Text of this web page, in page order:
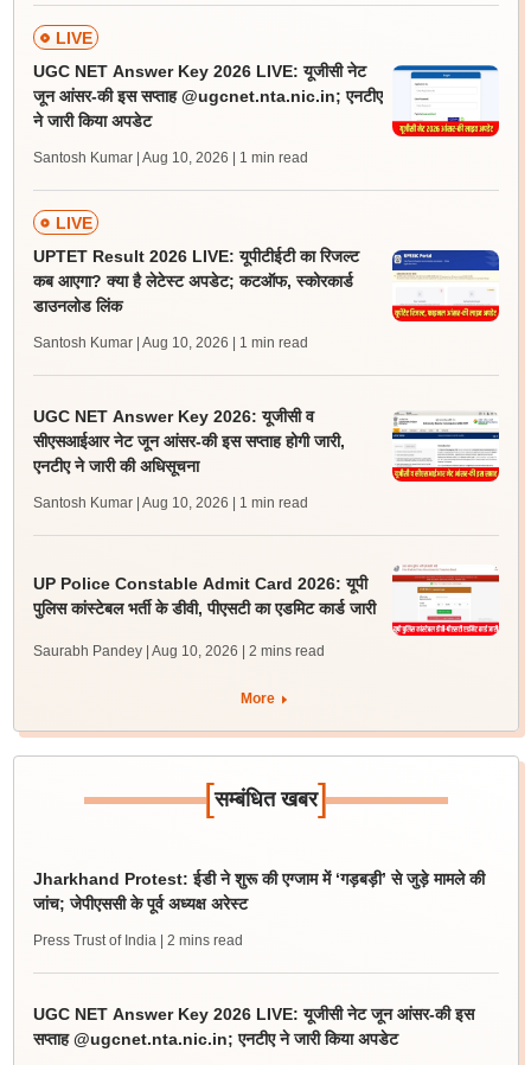
LIVE
UGC NET Answer Key 2026 LIVE: यूजीसी नेट
जून आंसर-की इस सप्ताह @ugcnet.nta.nic.in; एनटीए
ने जारी किया अपडेट
Santosh Kumar | Aug 10, 2026 | 1 min read
LIVE
UPTET Result 2026 LIVE: यूपीटीईटी का रिजल्ट
कब आएगा? क्या है लेटेस्ट अपडेट; कटऑफ, स्कोरकार्ड
डाउनलोड लिंक
Santosh Kumar | Aug 10, 2026 | 1 min read
UGC NET Answer Key 2026: यूजीसी व
सीएसआईआर नेट जून आंसर-की इस सप्ताह होगी जारी,
एनटीए ने जारी की अधिसूचना
Santosh Kumar | Aug 10, 2026 | 1 min read
UP Police Constable Admit Card 2026: यूपी
पुलिस कांस्टेबल भर्ती के डीवी, पीएसटी का एडमिट कार्ड जारी
Saurabh Pandey | Aug 10, 2026 | 2 mins read
More
[सम्बंधित खबर]
Jharkhand Protest: ईडी ने शुरू की एग्जाम में ‘गड़बड़ी’ से जुड़े मामले की
जांच; जेपीएससी के पूर्व अध्यक्ष अरेस्ट
Press Trust of India | 2 mins read
UGC NET Answer Key 2026 LIVE: यूजीसी नेट जून आंसर-की इस
सप्ताह @ugcnet.nta.nic.in; एनटीए ने जारी किया अपडेट